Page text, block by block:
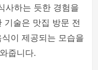
사하는 듯한 경험을
기술은 맛집 방문 전
이 제공되는 모습을
줍니다.